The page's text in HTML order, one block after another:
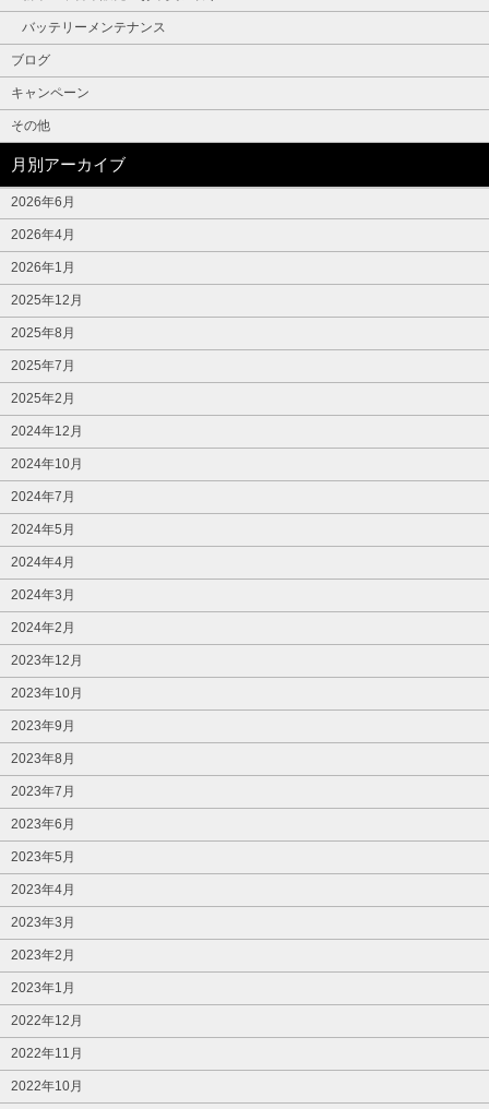
バッテリーメンテナンス
ブログ
キャンペーン
その他
月別アーカイブ
2026年6月
2026年4月
2026年1月
2025年12月
2025年8月
2025年7月
2025年2月
2024年12月
2024年10月
2024年7月
2024年5月
2024年4月
2024年3月
2024年2月
2023年12月
2023年10月
2023年9月
2023年8月
2023年7月
2023年6月
2023年5月
2023年4月
2023年3月
2023年2月
2023年1月
2022年12月
2022年11月
2022年10月